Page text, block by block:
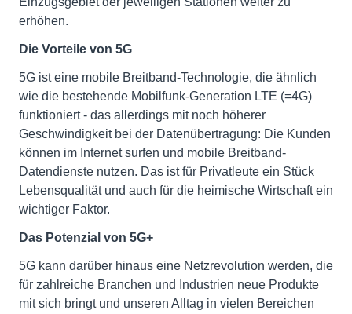
erhöhen.
Die Vorteile von 5G
5G ist eine mobile Breitband-Technologie, die ähnlich
wie die bestehende Mobilfunk-Generation LTE (=4G)
funktioniert - das allerdings mit noch höherer
Geschwindigkeit bei der Datenübertragung: Die Kunden
können im Internet surfen und mobile Breitband-
Datendienste nutzen. Das ist für Privatleute ein Stück
Lebensqualität und auch für die heimische Wirtschaft ein
wichtiger Faktor.
Das Potenzial von 5G+
5G kann darüber hinaus eine Netzrevolution werden, die
für zahlreiche Branchen und Industrien neue Produkte
mit sich bringt und unseren Alltag in vielen Bereichen